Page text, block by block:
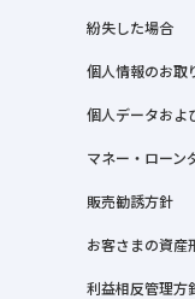
紛失した場合
個人情報のお取
個人データおよ
マネー・ローン
販売勧誘方針
お客さまの資産
利益相反管理方